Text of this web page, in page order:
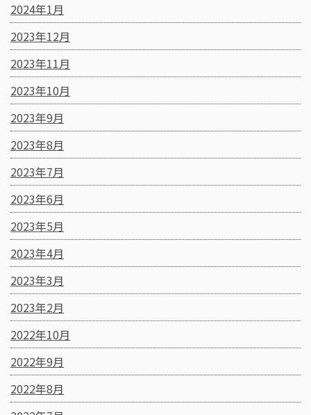
2024年1月
2023年12月
2023年11月
2023年10月
2023年9月
2023年8月
2023年7月
2023年6月
2023年5月
2023年4月
2023年3月
2023年2月
2022年10月
2022年9月
2022年8月